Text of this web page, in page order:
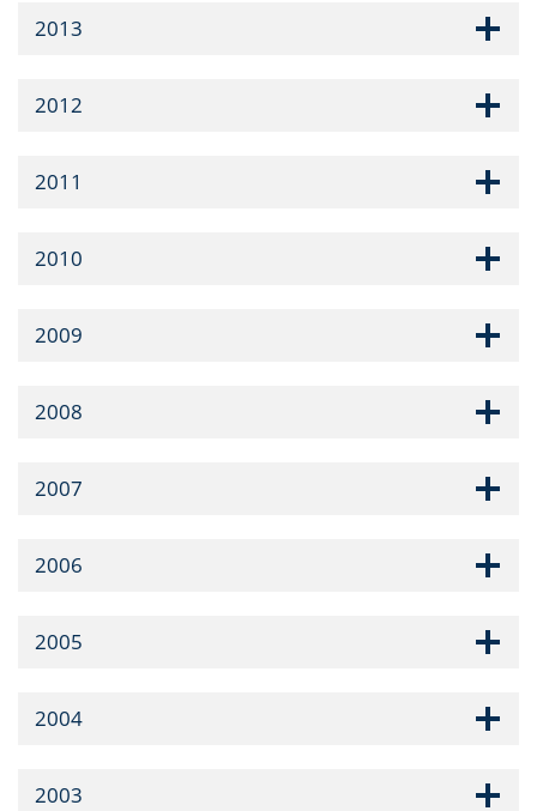
2013
2012
2011
2010
2009
2008
2007
2006
2005
2004
2003